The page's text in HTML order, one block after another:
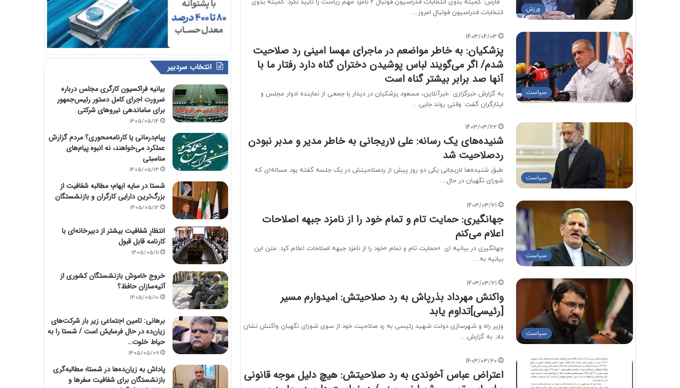
ورزش
فارس: کمیته بدوی انتخابات فدراسیون فوتبال ۲ نامزد مهم ریاست را تایید نکرد. کمیته بدوی
انتخابات فدراسیون فوتبال امروز…
سیاست
1403/04/03
پزشکیان: به خاطر مواضعم در ماجرای مهسا امینی رد صلاحیت
شدم/ اگر می‌گویند لباس پوشیدن دختران گناه دارد رفتار ما با
آنها صد برابر بیشتر گناه است
به گزارش خبرگزاری خبرآنلاین، مسعود پزشکیان در دیدار با جمعی از نماینده ادوار مجلس و
ایثارگران گفت: وقتی روند جایی…
سیاست
1403/03/22
شنیده‌های یک رسانه: علی لاریجانی به خاطر مدیر و مدبر نبودن
ردصلاحیت شد
طبق شنیده‌ها لاریجانی یکی دو روز پیش از ردصلاحیتش در یک جلسه گفته بود مساله‌ای که
شورای نگهبان در حال…
سیاست
1403/03/21
جهانگيرى: حمایت تام و تمام خود را از نامزد جبهه اصلاحات
اعلام می‌کنم
جهانگيرى در بیانیه ای «حمایت تام و تمام »خود را از نامزد جبهه اصلاحات اعلام کرد. متن این
بیانیه به…
سیاست
1403/03/21
واکنش مهرداد بذرپاش به رد صلاحیتش: امیدوارم مسیر
[رئیسی]تداوم یابد
وزیر راه و شهرسازی دولت شهید رئیسی به رد صلاحیت خود از سوی شورای نگهبان واکنش نشان
داد. به گزارش…
1403/03/20
اعتراض عباس آخوندی به رد صلاحیتش: هیچ دلیل موجه قانونی
انتخاب سردبیر
بیانیه فراکسیون کارگری مجلس درباره
ضرورت اجرای کامل دستور رئیس‌جمهور
برای ساماندهی نیروهای شرکتی
1405/05/14
پیام‌درمانی یا کارنامه‌محوری؟ مردم گزارش
عملکرد می‌خواهند، نه انبوه پیام‌های
مناسبتی
1405/05/13
شستا در سایه ابهام؛ مطالبه شفافیت از
بزرگ‌ترین دارایی کارگران و بازنشستگان
1405/05/12
انتظارِ شفافیت بیشتر از دبیرخانه‌ای با
کارنامه قابل قبول
1405/05/11
خروج خاموش بازنشستگان کشوری از
آتیه‌سازان حافظ؟
1405/05/10
برهانی: تامین اجتماعی زیر بار شرکت‌های
زیان‌ده در حال فرسایش است / شستا را به
حیاط خلوت…
1405/05/09
پاداش به زیان‌ده‌ها در شستا؛ مطالبه‌گری
بازنشستگان برای شفافیت سفرها و